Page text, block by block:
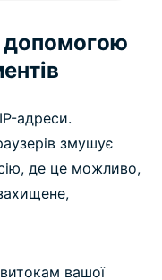
допомогою
адреси.
змушує
де це можливо,
вашої